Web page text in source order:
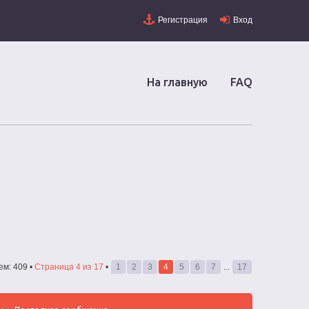
Регистрация Вход
На главную FAQ
409 • Страница 4 из 17 • 1 2 3 4 5 6 7 ... 17